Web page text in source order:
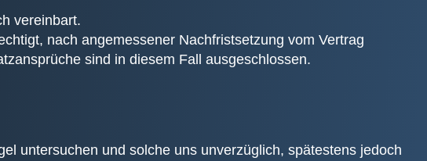
vereinbart.
nach angemessener Nachfristsetzung vom Vertrag
sind in diesem Fall ausgeschlossen.
untersuchen und solche uns unverzüglich, spätestens jedoch